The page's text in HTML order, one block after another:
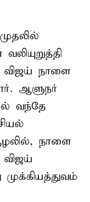
விஜய் நாளை
ஆளுநர்
வந்தே
நாளை